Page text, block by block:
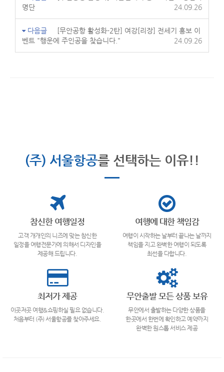
명단
24.09.26
다음글
[무안공항 활성화-2탄] 여강[리장] 전세기 홍보 이
벤트 "행운에 주인공을 찾습니다."
24.09.26
(주) 서울항공를 선택하는 이유!!
참신한 여행일정
고객 개개인의 니즈에 맞는 참신한
일정을 여행전문가에 의해서 디자인을
제공해 드립니다.
여행에 대한 책임감
여행이 시작하는 날부터 끝나는 날까지
책임을 지고 완벽한 여행이 되도록
최선을 다합니다.
최저가 제공
이곳저곳 여행&쇼핑하실 필요 없습니다.
처음부터 (주) 서울항공를 찾아주세요.
무안출발 모든 상품 보유
무안에서 출발하는 다양한 상품을
한곳에서 한번에 확인하고 예약까지
완벽한 원스톱 서비스 제공